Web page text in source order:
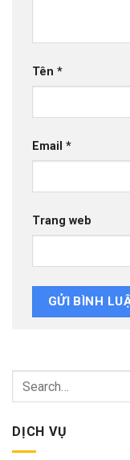
Tên *
Email *
Trang web
DỊCH VỤ